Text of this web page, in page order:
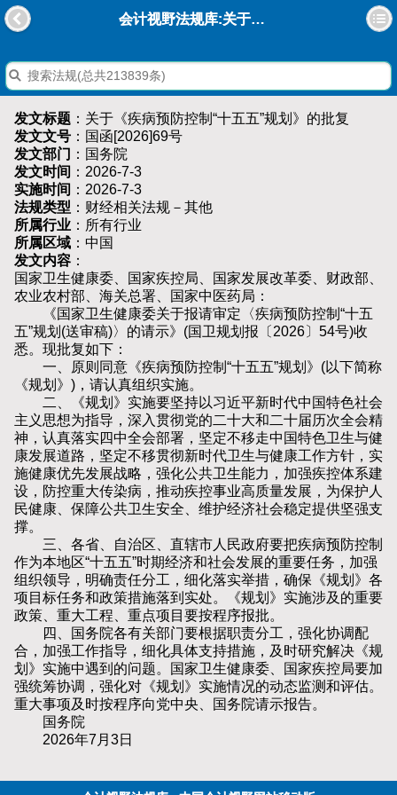
会计视野法规库:关于《疾病预防控制“十五五”规划》的批复
发文标题 ：关于《疾病预防控制“十五五”规划》的批复
发文文号 ：国函[2026]69号
发文部门 ：国务院
发文时间 ：2026-7-3
实施时间 ：2026-7-3
法规类型 ：财经相关法规－其他
所属行业 ：所有行业
所属区域 ：中国
发文内容 ：
国家卫生健康委、国家疾控局、国家发展改革委、财政部、
农业农村部、海关总署、国家中医药局：
《国家卫生健康委关于报请审定〈疾病预防控制“十五
五”规划(送审稿)〉的请示》(国卫规划报〔2026〕54号)收
悉。现批复如下：
一、原则同意《疾病预防控制“十五五”规划》(以下简称
《规划》)，请认真组织实施。
二、《规划》实施要坚持以习近平新时代中国特色社会
主义思想为指导，深入贯彻党的二十大和二十届历次全会精
神，认真落实四中全会部署，坚定不移走中国特色卫生与健
康发展道路，坚定不移贯彻新时代卫生与健康工作方针，实
施健康优先发展战略，强化公共卫生能力，加强疾控体系建
设，防控重大传染病，推动疾控事业高质量发展，为保护人
民健康、保障公共卫生安全、维护经济社会稳定提供坚强支
撑。
三、各省、自治区、直辖市人民政府要把疾病预防控制
作为本地区“十五五”时期经济和社会发展的重要任务，加强
组织领导，明确责任分工，细化落实举措，确保《规划》各
项目标任务和政策措施落到实处。《规划》实施涉及的重要
政策、重大工程、重点项目要按程序报批。
四、国务院各有关部门要根据职责分工，强化协调配
合，加强工作指导，细化具体支持措施，及时研究解决《规
划》实施中遇到的问题。国家卫生健康委、国家疾控局要加
强统筹协调，强化对《规划》实施情况的动态监测和评估。
重大事项及时按程序向党中央、国务院请示报告。
国务院
2026年7月3日